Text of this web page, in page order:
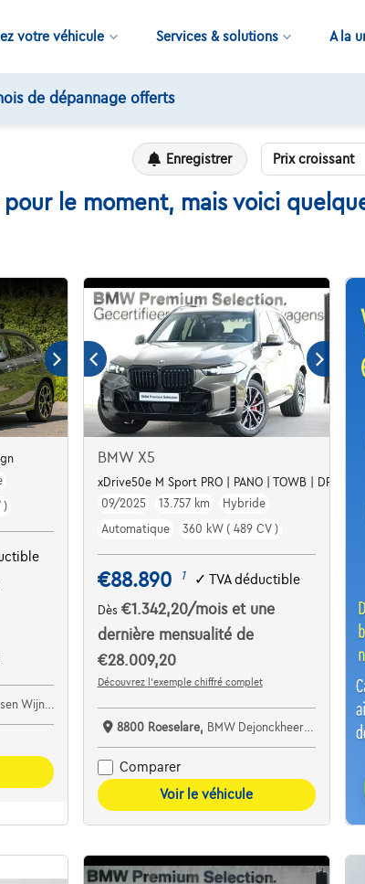
votre véhicule Services & solutions A la
de dépannage offerts
Enregistrer
pour le moment, mais voici
)
Wijnegem
BMW X5
xDrive50e M Sport PRO | PANO | TOWB | DRIVE
09/2025
13.757 km
Hybride
Automatique
360 kW ( 489 CV )
€88.890 1 ✓ TVA déductible
Dès €1.342,20/mois et une
dernière mensualité de
€28.009,20
Découvrez l’exemple chiffré complet
8800 Roeselare, BMW Dejonckheere Roeselare
Comparer
Voir le véhicule